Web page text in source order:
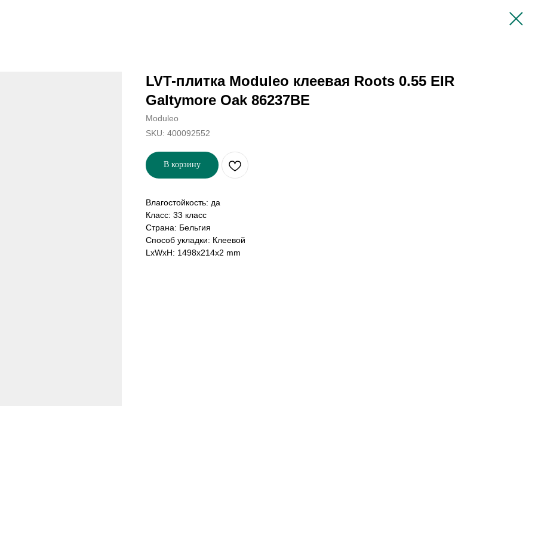
LVT-плитка Moduleo клеевая Roots 0.55 EIR
Galtymore Oak 86237BE
Moduleo
SKU: 400092552
В корзину
Влагостойкость: да
Класс: 33 класс
Страна: Бельгия
Способ укладки: Клеевой
LxWxH: 1498x214x2 mm